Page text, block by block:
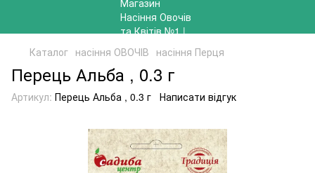
Каталог насіння ОВОЧІВ насіння Перця
Перець Альба , 0.3 г
Артикул: Перець Альба , 0.3 г Написати відгук